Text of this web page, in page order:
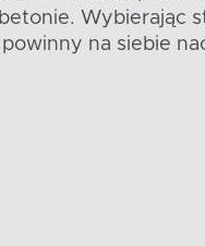
Wybierając
na siebie